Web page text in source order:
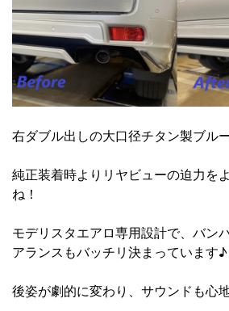
右ダブル出しの大口径チタン製ブル
純正装着時よりリヤビューの迫力を
ね！
モデリスタエアロ専用設計で、バン
アランスもバッチリ決まっています♪
後姿が劇的に変わり、サウンドも心